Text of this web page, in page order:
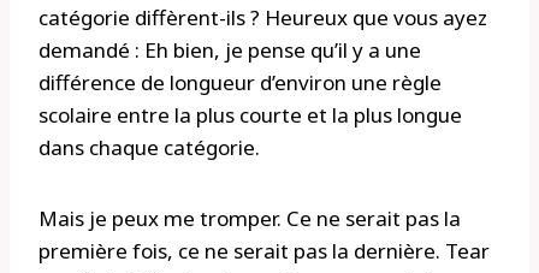
catégorie diffèrent-ils ? Heureux que vous ayez
demandé : Eh bien, je pense qu’il y a une
différence de longueur d’environ une règle
scolaire entre la plus courte et la plus longue
dans chaque catégorie.
Mais je peux me tromper. Ce ne serait pas la
première fois, ce ne serait pas la dernière. Tear